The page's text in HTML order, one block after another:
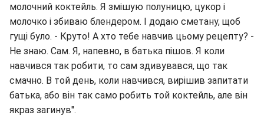
молочний коктейль. Я змішую полуницю, цукор і
молочко і збиваю блендером. І додаю сметану, щоб
гущі було. - Круто! А хто тебе навчив цьому рецепту? -
Не знаю. Сам. Я, напевно, в батька пішов. Я коли
навчився так робити, то сам здивувався, що так
смачно. В той день, коли навчився, вирішив запитати
батька, або він так само робить той коктейль, але він
якраз загинув".